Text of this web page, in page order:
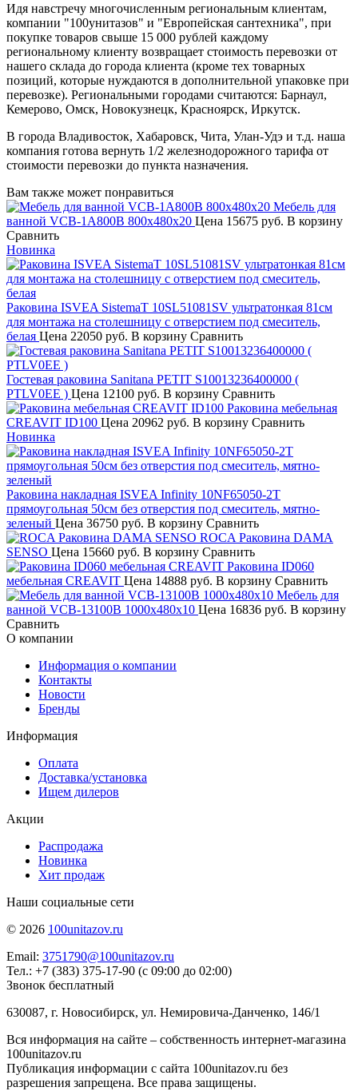
Идя навстречу многочисленным региональным клиентам,
компании "100унитазов" и "Европейская сантехника", при
покупке товаров свыше 15 000 рублей каждому
региональному клиенту возвращает стоимость перевозки от
нашего склада до города клиента (кроме тех товарных
позиций, которые нуждаются в дополнительной упаковке при
перевозке). Региональными городами считаются: Барнаул,
Кемерово, Омск, Новокузнецк, Красноярск, Иркутск.
В города Владивосток, Хабаровск, Чита, Улан-Удэ и т.д. наша
компания готова вернуть 1/2 железнодорожного тарифа от
стоимости перевозки до пункта назначения.
Вам также может понравиться
Мебель для
ванной VCB-1A800B 800х480х20 Цена 15675 руб. В корзину
Сравнить
Новинка
Раковина ISVEA SistemaT 10SL51081SV ультратонкая 81см
для монтажа на столешницу с отверстием под смеситель,
белая Цена 22050 руб. В корзину Сравнить
Гостевая раковина Sanitana PETIT S10013236400000 (
PTLV0EE ) Цена 12100 руб. В корзину Сравнить
Раковина мебельная
CREAVIT ID100 Цена 20962 руб. В корзину Сравнить
Новинка
Раковина накладная ISVEA Infinity 10NF65050-2T
прямоугольная 50см без отверстия под смеситель, мятно-
зеленый Цена 36750 руб. В корзину Сравнить
ROCA Раковина DAMA
SENSO Цена 15660 руб. В корзину Сравнить
Раковина ID060
мебельная CREAVIT Цена 14888 руб. В корзину Сравнить
Мебель для
ванной VCB-13100B 1000х480х10 Цена 16836 руб. В корзину
Сравнить
О компании
Информация о компании
Контакты
Новости
Бренды
Информация
Оплата
Доставка/установка
Ищем дилеров
Акции
Распродажа
Новинка
Хит продаж
Наши социальные сети
© 2026 100unitazov.ru
Email: 3751790@100unitazov.ru
Тел.: +7 (383) 375-17-90 (с 09:00 до 02:00)
Звонок бесплатный
630087, г. Новосибирск, ул. Немировича-Данченко, 146/1
Вся информация на сайте – собственность интернет-магазина
100unitazov.ru
Публикация информации с сайта 100unitazov.ru без
разрешения запрещена. Все права защищены.